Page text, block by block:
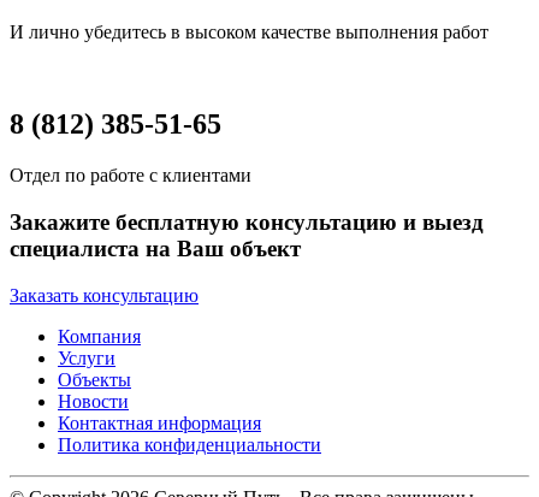
И лично убедитесь в высоком качестве выполнения работ
8 (812) 385-51-65
Отдел по работе с клиентами
Закажите бесплатную консультацию и выезд
специалиста на Ваш объект
Заказать консультацию
Компания
Услуги
Объекты
Новости
Контактная информация
Политика конфиденциальности